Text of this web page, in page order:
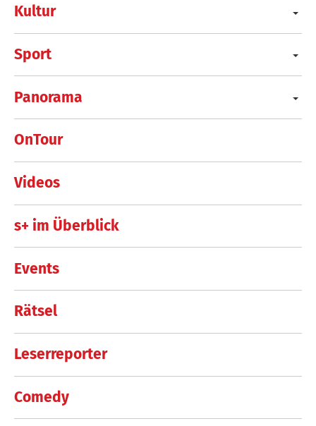
Kultur
Sport
Panorama
OnTour
Videos
s+ im Überblick
Events
Rätsel
Leserreporter
Comedy